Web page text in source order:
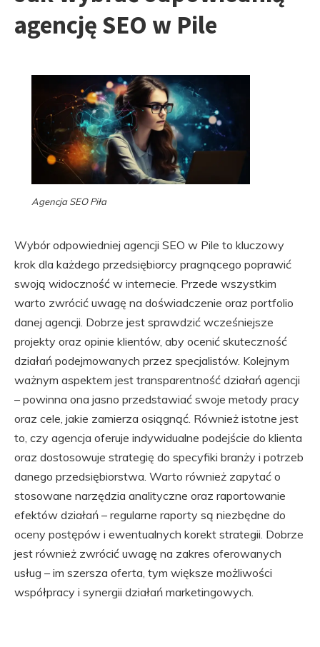
agencję SEO w Pile
Agencja SEO Piła
Wybór odpowiedniej agencji SEO w Pile to kluczowy
krok dla każdego przedsiębiorcy pragnącego poprawić
swoją widoczność w internecie. Przede wszystkim
warto zwrócić uwagę na doświadczenie oraz portfolio
danej agencji. Dobrze jest sprawdzić wcześniejsze
projekty oraz opinie klientów, aby ocenić skuteczność
działań podejmowanych przez specjalistów. Kolejnym
ważnym aspektem jest transparentność działań agencji
– powinna ona jasno przedstawiać swoje metody pracy
oraz cele, jakie zamierza osiągnąć. Również istotne jest
to, czy agencja oferuje indywidualne podejście do klienta
oraz dostosowuje strategię do specyfiki branży i potrzeb
danego przedsiębiorstwa. Warto również zapytać o
stosowane narzędzia analityczne oraz raportowanie
efektów działań – regularne raporty są niezbędne do
oceny postępów i ewentualnych korekt strategii. Dobrze
jest również zwrócić uwagę na zakres oferowanych
usług – im szersza oferta, tym większe możliwości
współpracy i synergii działań marketingowych.